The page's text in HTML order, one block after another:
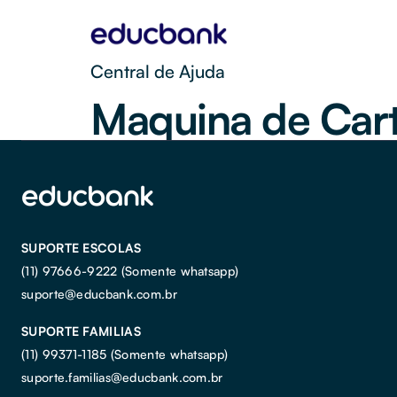
Central de Ajuda
Maquina de
SUPORTE ESCOLAS
(11) 97666-9222 (Somente whatsapp)
suporte@educbank.com.br
SUPORTE FAMILIAS
(11) 99371-1185 (Somente whatsapp)
suporte.familias@educbank.com.br